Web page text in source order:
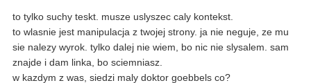
to tylko suchy teskt. musze uslyszec caly kontekst.
to wlasnie jest manipulacja z twojej strony. ja nie neguje, ze mu
sie nalezy wyrok. tylko dalej nie wiem, bo nic nie slysalem. sam
znajde i dam linka, bo sciemniasz.
w kazdym z was, siedzi maly doktor goebbels co?